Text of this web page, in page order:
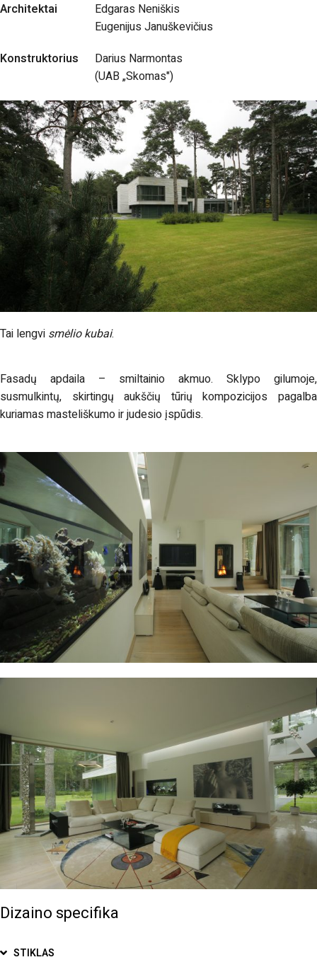
Architektai
Edgaras Neniškis
Eugenijus Januškevičius
Konstruktorius
Darius Narmontas
(UAB „Skomas")
Tai lengvi smėlio kubai.
Fasadų apdaila – smiltainio akmuo. Sklypo gilumoje,
susmulkintų, skirtingų aukščių tūrių kompozicijos pagalba
kuriamas masteliškumo ir judesio įspūdis.
Dizaino specifika
STIKLAS